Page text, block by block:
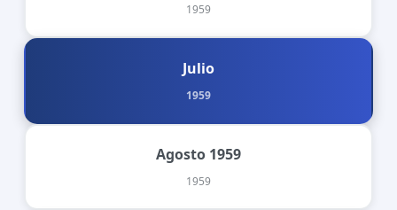
1959
Julio
1959
Agosto 1959
1959